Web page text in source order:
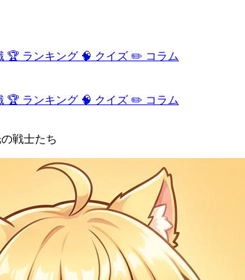
🏆 ランキング 🧠 クイズ ✏️ コラム
🏆 ランキング 🧠 クイズ ✏️ コラム
戦士たち